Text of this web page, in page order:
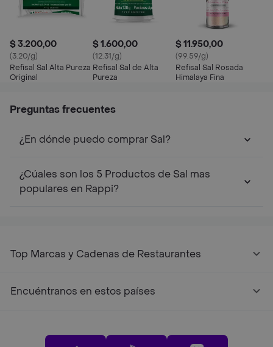
$ 3.200,00
(3.20/g)
Refisal Sal Alta Pureza
Original
$ 1.600,00
(12.31/g)
Refisal Sal de Alta
Pureza
$ 11.950,00
(99.59/g)
Refisal Sal Rosada
Himalaya Fina
Preguntas frecuentes
¿En dónde puedo comprar Sal?
¿Cúales son los 5 Productos de Sal mas
populares en Rappi?
Top Marcas y Cadenas de Restaurantes
Encuéntranos en estos países